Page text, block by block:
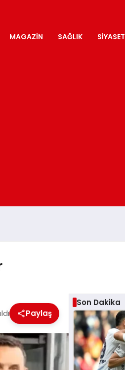
MAGAZIN SAĞLIK SIYASET
Paylaş
Son Dakika